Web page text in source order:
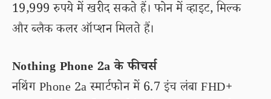
19,999 रुपये में खरीद सकते हैं। फोन में व्हाइट, मिल्क
और ब्लैक कलर ऑप्शन मिलते हैं।
Nothing Phone 2a के फीचर्स
नथिंग Phone 2a स्मार्टफोन में 6.7 इंच लंबा FHD+